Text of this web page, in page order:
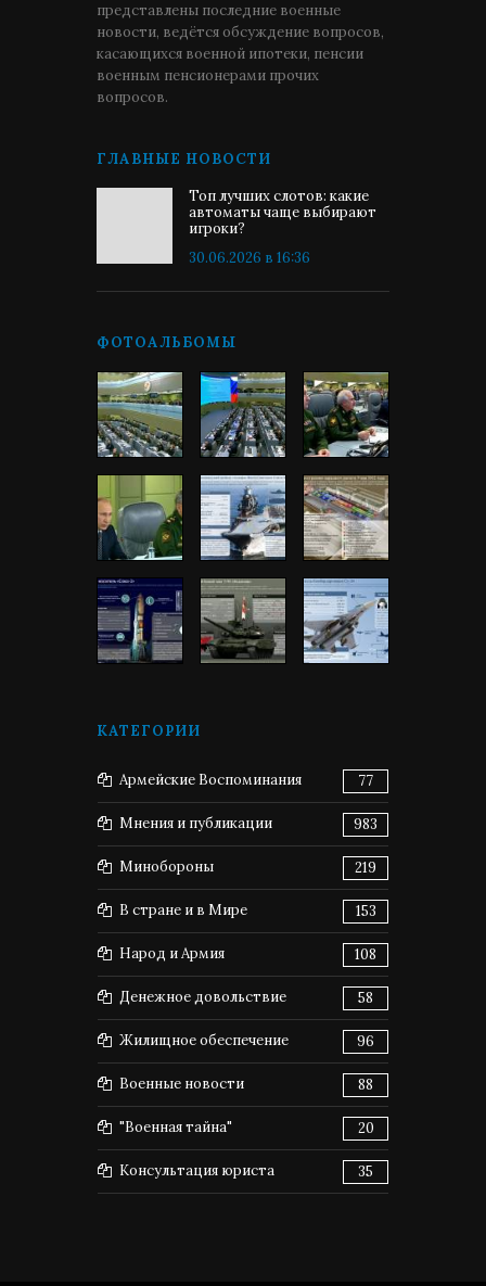
представлены последние военные
новости, ведётся обсуждение вопросов,
касающихся военной ипотеки, пенсии
военным пенсионерами прочих
вопросов.
ГЛАВНЫЕ НОВОСТИ
Топ лучших слотов: какие
автоматы чаще выбирают
игроки?
30.06.2026 в 16:36
ФОТОАЛЬБОМЫ
КАТЕГОРИИ
Армейские Воспоминания 77
Мнения и публикации 983
Минобороны 219
В стране и в Мире 153
Народ и Армия 108
Денежное довольствие 58
Жилищное обеспечение 96
Военные новости 88
"Военная тайна" 20
Консультация юриста 35